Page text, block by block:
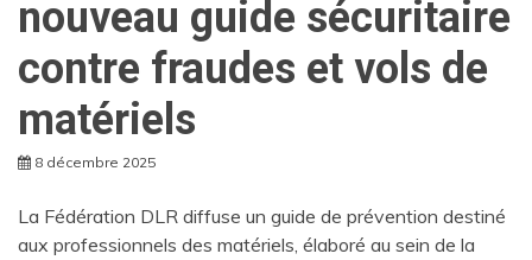
nouveau guide sécuritaire
contre fraudes et vols de
matériels
8 décembre 2025
La Fédération DLR diffuse un guide de prévention destiné
aux professionnels des matériels, élaboré au sein de la